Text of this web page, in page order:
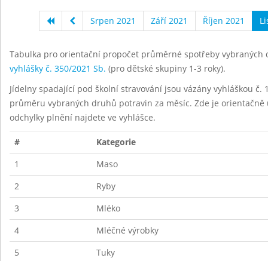
Srpen 2021 Září 2021 Říjen 2021
Tabulka pro orientační propočet průměrné spotřeby
vyhlášky č. 350/2021 Sb. (pro dětské skupiny 1-3 roky).
Jídelny spadající pod školní stravování jsou vázány vyhláškou
průměru vybraných druhů potravin za měsíc. Zde je
odchylky plnění najdete ve vyhlášce.
#
Kategorie
1
Maso
2
Ryby
3
Mléko
4
Mléčné výrobky
5
Tuky